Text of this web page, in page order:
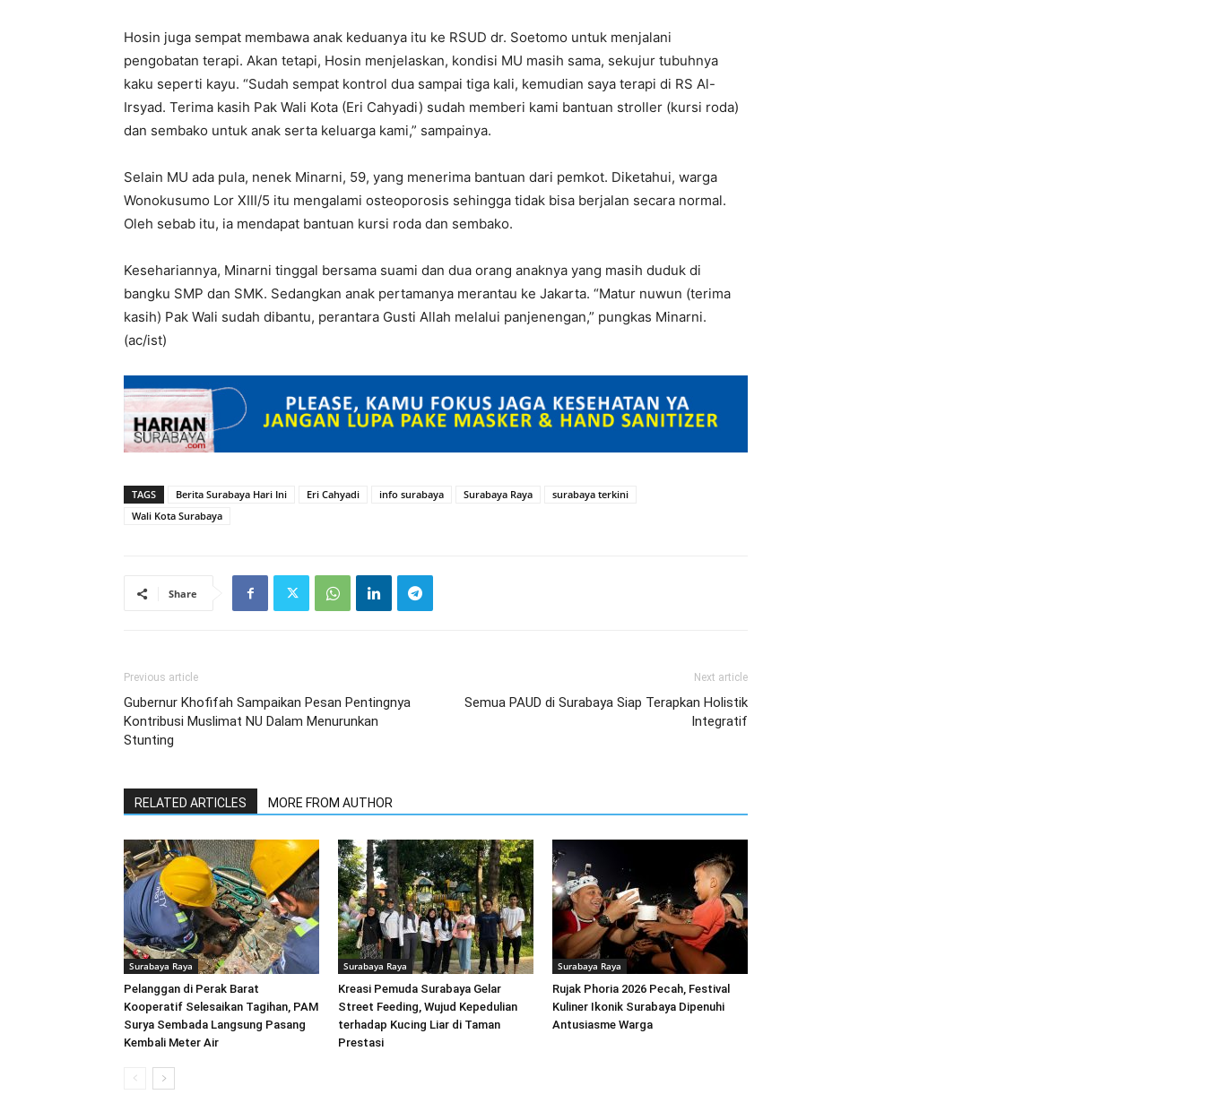
Hosin juga sempat membawa anak keduanya itu ke RSUD dr. Soetomo untuk menjalani
pengobatan terapi. Akan tetapi, Hosin menjelaskan, kondisi MU masih sama, sekujur tubuhnya
kaku seperti kayu. “Sudah sempat kontrol dua sampai tiga kali, kemudian saya terapi di RS Al-
Irsyad. Terima kasih Pak Wali Kota (Eri Cahyadi) sudah memberi kami bantuan stroller (kursi roda)
dan sembako untuk anak serta keluarga kami,” sampainya.
Selain MU ada pula, nenek Minarni, 59, yang menerima bantuan dari pemkot. Diketahui, warga
Wonokusumo Lor XIII/5 itu mengalami osteoporosis sehingga tidak bisa berjalan secara normal.
Oleh sebab itu, ia mendapat bantuan kursi roda dan sembako.
Kesehariannya, Minarni tinggal bersama suami dan dua orang anaknya yang masih duduk di
bangku SMP dan SMK. Sedangkan anak pertamanya merantau ke Jakarta. “Matur nuwun (terima
kasih) Pak Wali sudah dibantu, perantara Gusti Allah melalui panjenengan,” pungkas Minarni.
(ac/ist)
TAGS Berita Surabaya Hari Ini Eri Cahyadi info surabaya Surabaya Raya
surabaya terkini
Wali Kota Surabaya
Share
Previous article
Gubernur Khofifah Sampaikan Pesan Pentingnya
Kontribusi Muslimat NU Dalam Menurunkan
Stunting
Next article
Semua PAUD di Surabaya Siap Terapkan Holistik
Integratif
RELATED ARTICLES MORE FROM AUTHOR
Surabaya Raya
Pelanggan di Perak Barat
Kooperatif Selesaikan Tagihan, PAM
Surya Sembada Langsung Pasang
Kembali Meter Air
Surabaya Raya
Kreasi Pemuda Surabaya Gelar
Street Feeding, Wujud Kepedulian
terhadap Kucing Liar di Taman
Prestasi
Surabaya Raya
Rujak Phoria 2026 Pecah, Festival
Kuliner Ikonik Surabaya Dipenuhi
Antusiasme Warga